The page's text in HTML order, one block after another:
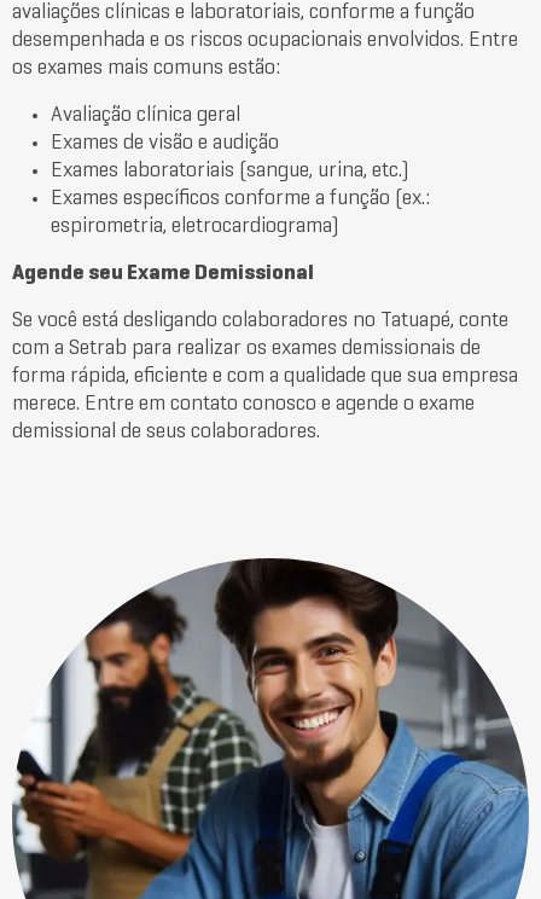
avaliações clínicas e laboratoriais, conforme a função
desempenhada e os riscos ocupacionais envolvidos. Entre
os exames mais comuns estão:
Avaliação clínica geral
Exames de visão e audição
Exames laboratoriais (sangue, urina, etc.)
Exames específicos conforme a função (ex.:
espirometria, eletrocardiograma)
Agende seu Exame Demissional
Se você está desligando colaboradores no Tatuapé, conte
com a Setrab para realizar os exames demissionais de
forma rápida, eficiente e com a qualidade que sua empresa
merece. Entre em contato conosco e agende o exame
demissional de seus colaboradores.